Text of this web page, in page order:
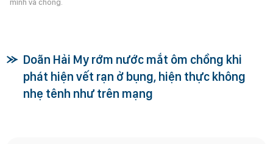
mình và chồng.
Doãn Hải My rớm nước mắt ôm chồng khi
phát hiện vết rạn ở bụng, hiện thực không
nhẹ tênh như trên mạng